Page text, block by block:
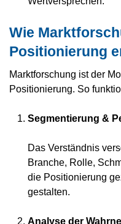
Wie
Positionierung
Marktforschung ist der
Positionierung. So
Segmentierung &
Das Verständnis
Branche, Rolle,
die Positionierung
gestalten.
Analyse der